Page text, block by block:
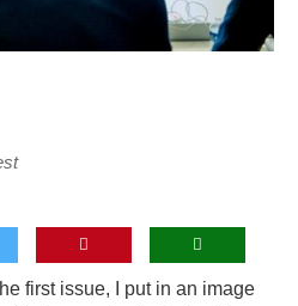
first issue, I put in an image